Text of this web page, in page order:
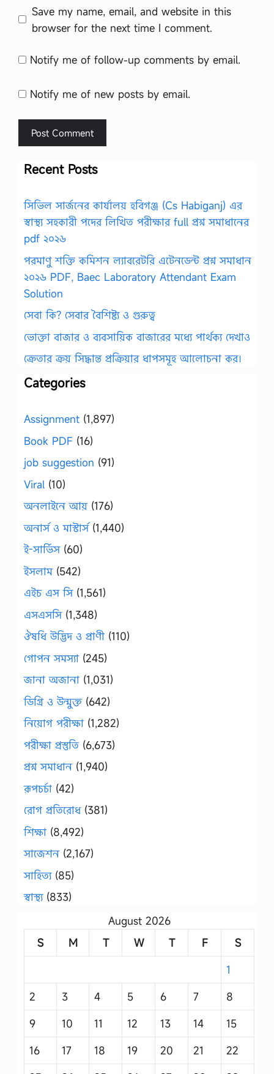
Save my name, email, and website in this
browser for the next time I comment.
Notify me of follow-up comments by email.
Notify me of new posts by email.
Recent Posts
সিভিল সার্জনের কার্যালয় হবিগঞ্জ (Cs Habiganj) এর
স্বাস্থ্য সহকারী পদের লিখিত পরীক্ষার full প্রশ্ন সমাধানের
pdf ২০২৬
পরমাণু শক্তি কমিশন ল্যাবরেটরি এটেনডেন্ট প্রশ্ন সমাধান
২০২৬ PDF, Baec Laboratory Attendant Exam
Solution
সেবা কি? সেবার বৈশিষ্ট্য ও গুরুত্ব
ভোক্তা বাজার ও ব্যবসায়িক বাজারের মধ্যে পার্থক্য দেখাও
ক্রেতার ক্রয় সিদ্ধান্ত প্রক্রিয়ার ধাপসমূহ আলোচনা কর।
Categories
Assignment (1,897)
Book PDF (16)
job suggestion (91)
Viral (10)
অনলাইনে আয় (176)
অনার্স ও মাস্টার্স(1,440)
ই-সার্ভিস(60)
ইসলাম(542)
এইচ এস সি(1,561)
এসএসসি(1,348)
ঔষধি উদ্ভিদ ও প্রাণী (110)
গোপন সমস্যা (245)
জানা অজানা (1,031)
ডিগ্রি ও উন্মুক্ত (642)
নিয়োগ পরীক্ষা (1,282)
পরীক্ষা প্রস্তুতি (6,673)
প্রশ্ন সমাধান (1,940)
রূপচর্চা (42)
রোগ প্রতিরোধ(381)
শিক্ষা (8,492)
সাজেশন (2,167)
সাহিত্য(85)
স্বাস্থ্য(833)
August 2026
S
M T W T F
S
1
2
3 4 5 6 7
8
9
10 11 12 13 14
15
16
17 18 19 20 21
22